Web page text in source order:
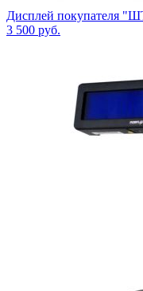
Дисплей покупателя
3 500 руб.